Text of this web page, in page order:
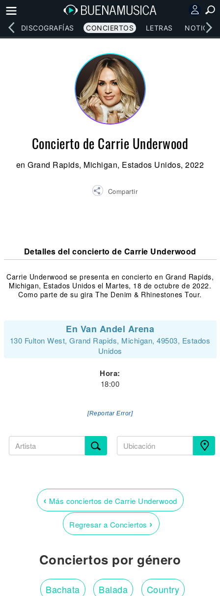
DISCOGRAFÍAS CONCIERTOS LETRAS NOTICIAS
Concierto de Carrie Underwood
en Grand Rapids, Michigan, Estados Unidos, 2022
Compartir
Detalles del concierto de Carrie Underwood
Carrie Underwood se presenta en concierto en Grand Rapids,
Michigan, Estados Unidos el Martes, 18 de octubre de 2022.
Como parte de su gira The Denim & Rhinestones Tour.
En Van Andel Arena
130 Fulton West, Grand Rapids, Michigan, 49503, Estados
Unidos
Hora:
18:00
[Reportar Error]
‹ Más conciertos de Carrie Underwood
Regresar a Conciertos ›
Conciertos por género
Bachata Balada Country